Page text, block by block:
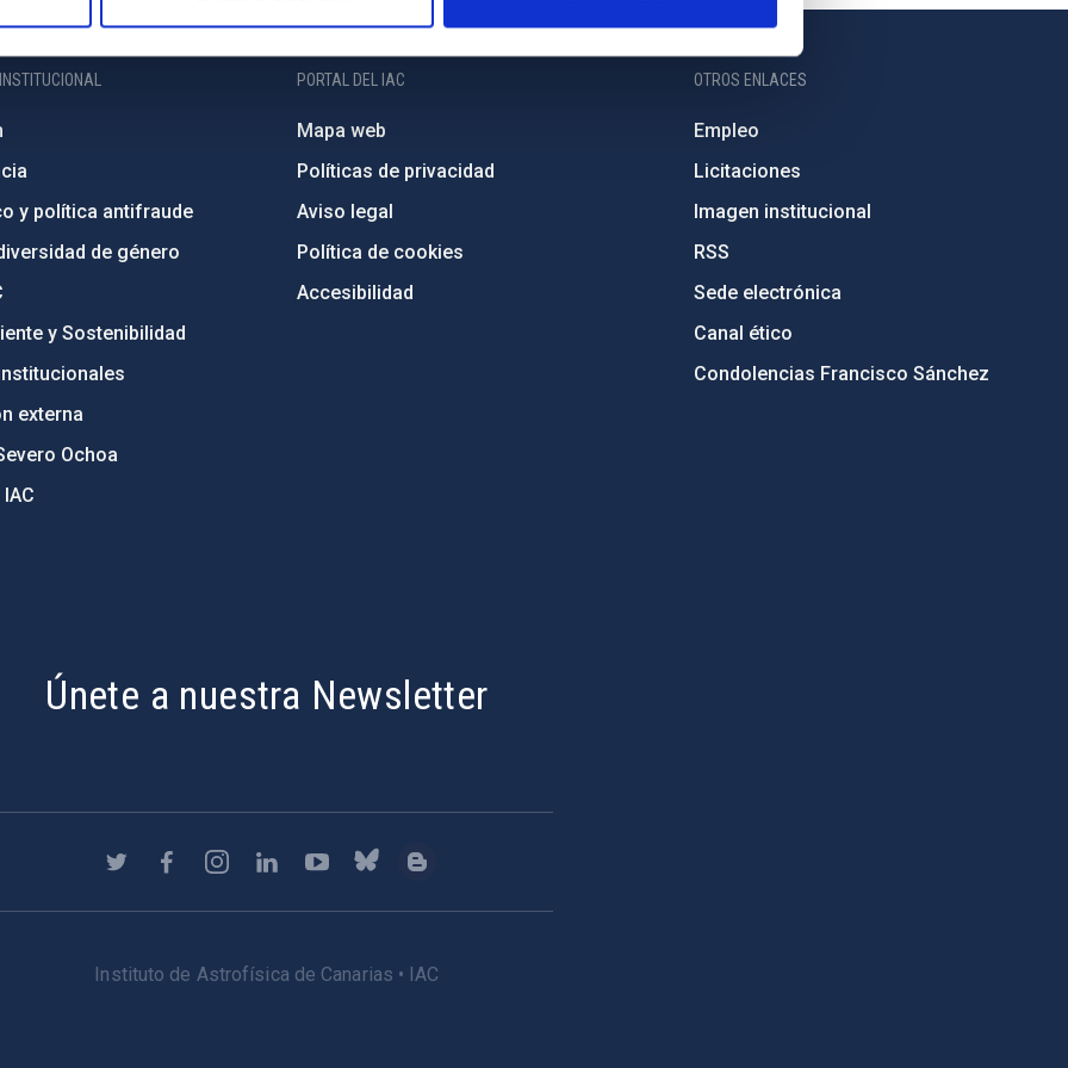
y política antifraude
de género
y Sostenibilidad
externa
Ochoa
PORTAL DEL IAC
Mapa web
Políticas de privacidad
Aviso legal
Política de cookies
Accesibilidad
OTROS ENLACES
Empleo
Licitaciones
Imagen institucional
RSS
Sede electrónica
Canal ético
Condolencias Francisco Sánchez
Únete a nuestra Newsletter
Instituto de Astrofísica de Canarias • IAC